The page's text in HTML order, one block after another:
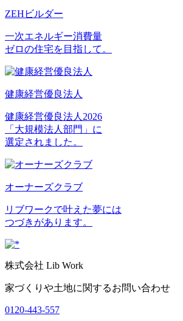
ZEHビルダー
一次エネルギー消費量
ゼロの住宅を目指して。
健康経営優良法人
健康経営優良法人2026
「大規模法人部門」に
選定されました。
オーナーズクラブ
リブワークで叶えた夢には
つづきがあります。
株式会社 Lib Work
家づくりや土地に関するお問い合わせ
0120-443-557